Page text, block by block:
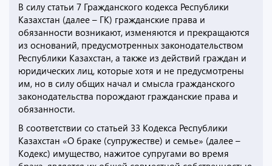
В силу статьи 7 Гражданского кодекса Республики
Казахстан (далее – ГК) гражданские права и
обязанности возникают, изменяются и прекращаются
из оснований, предусмотренных законодательством
Республики Казахстан, а также из действий граждан и
юридических лиц, которые хотя и не предусмотрены
им, но в силу общих начал и смысла гражданского
законодательства порождают гражданские права и
обязанности.
В соответствии со статьей 33 Кодекса Республики
Казахстан «О браке (супружестве) и семье» (далее –
Кодекс) имущество, нажитое супругами во время